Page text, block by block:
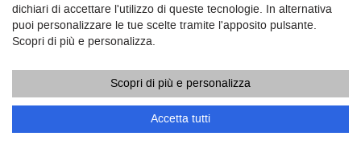
ULTIMI ARRIVI
dichiari di accettare l'utilizzo di queste tecnologie. In alternativa
puoi personalizzare le tue scelte tramite l'apposito pulsante.
Scopri di più e personalizza.
Scopri di più e personalizza
Accetta tutti